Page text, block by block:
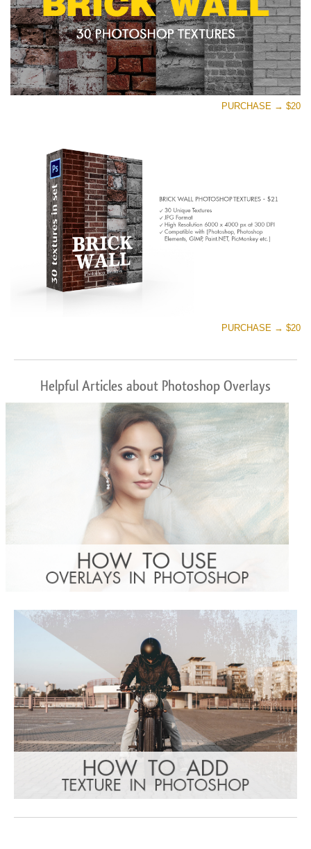
(1783 Overlays)
Large 6000*4000px
تنزيل مجاني
PURCHASE → $20
PURCHASE → $20
Helpful Articles about Photoshop Overlays